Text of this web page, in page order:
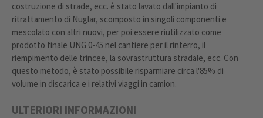
costruzione di strade, ecc. è stato lavato dall'impianto di
ritrattamento di Nuglar, scomposto in singoli componenti e
mescolato con altri nuovi, per poi essere riutilizzato come
prodotto finale UNG 0-45 nel cantiere per il rinterro, il
riempimento delle trincee, la sovrastruttura stradale, ecc. Con
questo metodo, è stato possibile risparmiare circa l'85% di
volume in discarica e i relativi viaggi in camion.
ULTERIORI INFORMAZIONI